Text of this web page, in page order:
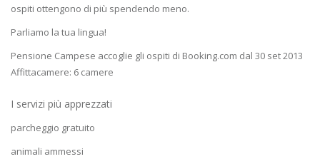
ospiti ottengono di più spendendo meno.
Parliamo la tua lingua!
Pensione Campese accoglie gli ospiti di Booking.com dal 30 set 2013
Affittacamere: 6 camere
I servizi più apprezzati
parcheggio gratuito
animali ammessi